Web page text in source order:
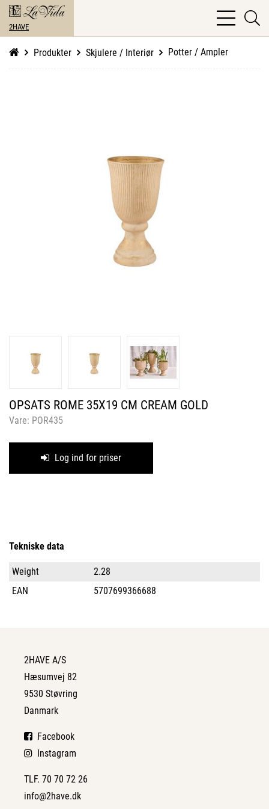
2HAVE
bars
light
Produkter Skjulere / Interiør Potter / Ampler
OPSATS ROME 35X19 CM CREAM GOLD
Vare: POR435
Log ind for priser
Tekniske data
Weight
2.28
EAN
5707699366688
2HAVE A/S
Hæsumvej 82
9530 Støvring
Danmark
Facebook
Instagram
TLF. 70 70 72 26
info@2have.dk